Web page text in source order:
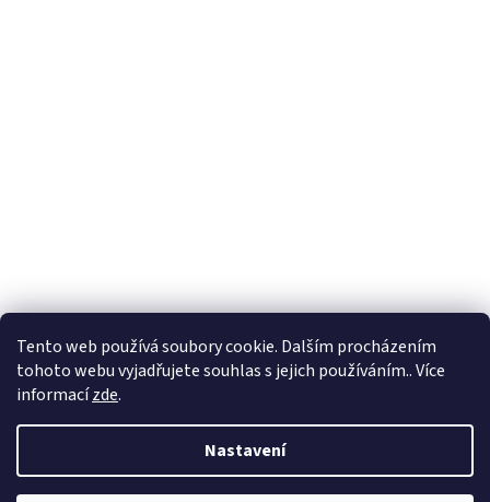
Tento web používá soubory cookie. Dalším procházením
tohoto webu vyjadřujete souhlas s jejich používáním.. Více
informacízde.
Nastavení
Vytvořil Shoptet